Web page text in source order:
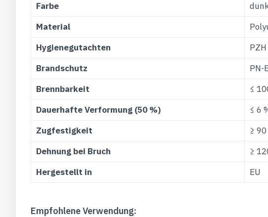
Farbe
Material
Hygienegutachten
Brandschutz
PN-
Brennbarkeit
≤
Dauerhafte Verformung (50 %)
≤ 6
Zugfestigkeit
≥
Dehnung bei Bruch
≥
Hergestellt in
EU
Empfohlene Verwendung: